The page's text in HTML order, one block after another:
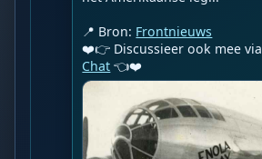
📍 Bron: Frontnieuws
❤️👉 Discussieer ook mee via
Chat 👈❤️